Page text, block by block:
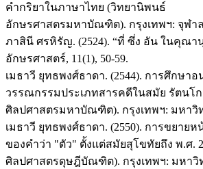
คำกริยาในภาษาไทย (วิทยานิพนธ์
อักษรศาสตรมหาบัณฑิต). กรุงเทพฯ: จุฬา
ภาสินี ศรหิรัญ. (2524). “ที่ ซึ่ง อัน ในคุณา
อักษรศาสตร์, 11(1), 50-59.
เมธาวี ยุทธพงศ์ธาดา. (2544). การศึกษา
วรรณกรรมประเภทสารคดีในสมัย รัตนโ
ศิลปศาสตรมหาบัณฑิต). กรุงเทพฯ: มหาวิ
เมธาวี ยุทธพงศ์ธาดา. (2550). การขยาย
ของคำว่า "ตัว" ตั้งแต่สมัยสุโขทัยถึง พ.ศ.
ศิลปศาสตรดุษฎีบัณฑิต). กรุงเทพฯ: มหาวิ